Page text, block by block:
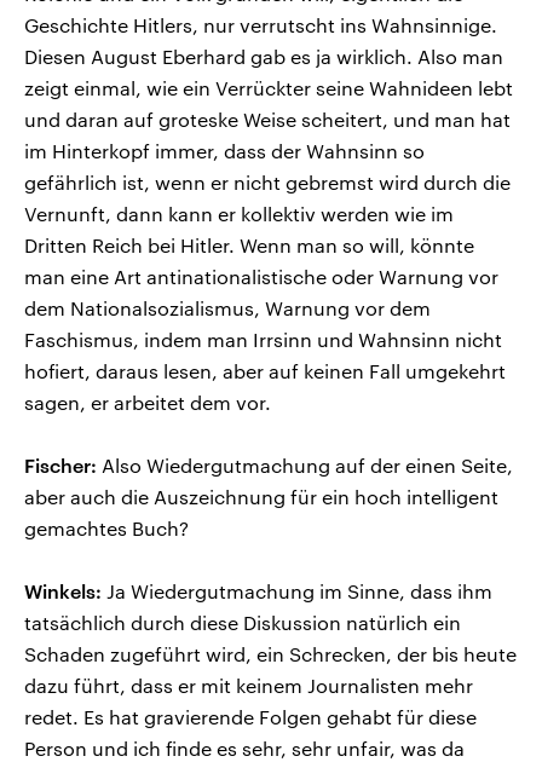
Geschichte Hitlers, nur verrutscht ins Wahnsinnige.
Diesen August Eberhard gab es ja wirklich. Also man
zeigt einmal, wie ein Verrückter seine Wahnideen lebt
und daran auf groteske Weise scheitert, und man hat
im Hinterkopf immer, dass der Wahnsinn so
gefährlich ist, wenn er nicht gebremst wird durch die
Vernunft, dann kann er kollektiv werden wie im
Dritten Reich bei Hitler. Wenn man so will, könnte
man eine Art antinationalistische oder Warnung vor
dem Nationalsozialismus, Warnung vor dem
Faschismus, indem man Irrsinn und Wahnsinn nicht
hofiert, daraus lesen, aber auf keinen Fall umgekehrt
sagen, er arbeitet dem vor.
Fischer: Also Wiedergutmachung auf der einen Seite,
aber auch die Auszeichnung für ein hoch intelligent
gemachtes Buch?
Winkels: Ja Wiedergutmachung im Sinne, dass ihm
tatsächlich durch diese Diskussion natürlich ein
Schaden zugeführt wird, ein Schrecken, der bis heute
dazu führt, dass er mit keinem Journalisten mehr
redet. Es hat gravierende Folgen gehabt für diese
Person und ich finde es sehr, sehr unfair, was da